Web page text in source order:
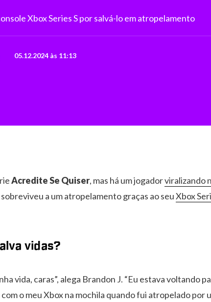
Xbox Series S por salvá-lo em atropelamento
05.12.2024 às 11:13
Acredite Se Quiser, mas há um jogadorviralizando
a um atropelamento graças ao seuXbox
vidas?
vida, caras”, alega Brandon J. “Eu estava voltando
o meu Xbox na mochila quando fui atropelado por